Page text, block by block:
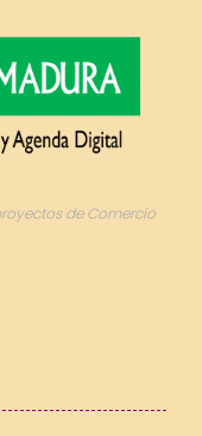
de Comercio